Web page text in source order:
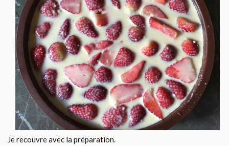
Je recouvre avec la préparation.